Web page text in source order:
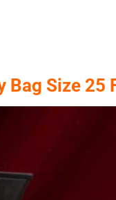
Bag Size 25